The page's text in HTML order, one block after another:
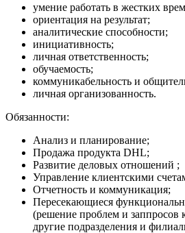
умение работать в жестких
ориентация на результат;
аналитические способности;
инициативность;
личная ответственность;
обучаемость;
коммуникабельность и
личная организованность.
Обязанности:
Анализ и планирование;
Продажа продукта DHL;
Развитие деловых отношений ;
Управление клиентскими
Отчетность и коммуникация;
Пересекающиеся
(решение проблем и заппросов
другие подразделения и